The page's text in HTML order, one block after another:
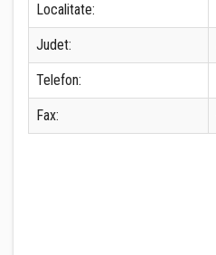
Localitate:
Judet:
Telefon:
Fax: